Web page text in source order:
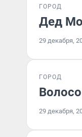
ГОРОД
Дед
29 декабря,
ГОРОД
29 декабря,